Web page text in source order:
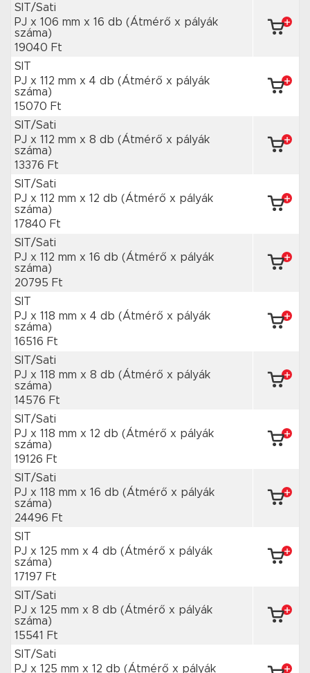
SIT/Sati
PJ x 106 mm x 16 db (Átmérő x pályák
száma)
19040 Ft
SIT
PJ x 112 mm x 4 db (Átmérő x pályák
száma)
15070 Ft
SIT/Sati
PJ x 112 mm x 8 db (Átmérő x pályák
száma)
13376 Ft
SIT/Sati
PJ x 112 mm x 12 db (Átmérő x pályák
száma)
17840 Ft
SIT/Sati
PJ x 112 mm x 16 db (Átmérő x pályák
száma)
20795 Ft
SIT
PJ x 118 mm x 4 db (Átmérő x pályák
száma)
16516 Ft
SIT/Sati
PJ x 118 mm x 8 db (Átmérő x pályák
száma)
14576 Ft
SIT/Sati
PJ x 118 mm x 12 db (Átmérő x pályák
száma)
19126 Ft
SIT/Sati
PJ x 118 mm x 16 db (Átmérő x pályák
száma)
24496 Ft
SIT
PJ x 125 mm x 4 db (Átmérő x pályák
száma)
17197 Ft
SIT/Sati
PJ x 125 mm x 8 db (Átmérő x pályák
száma)
15541 Ft
SIT/Sati
PJ x 125 mm x 12 db (Átmérő x pályák